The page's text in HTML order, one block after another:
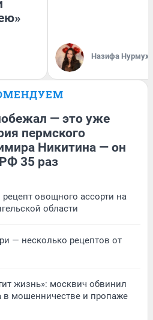
Назифа
— это уже
пермского
Никитина — он
35 раз
овощного ассорти на
области
— несколько рецептов от
жизнь»: москвич обвинил
в мошенничестве и пропаже